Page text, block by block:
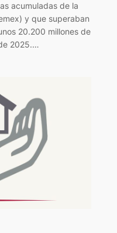
acumuladas de la
y que superaban
20.200 millones de
2025.…